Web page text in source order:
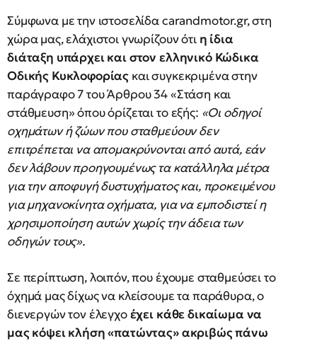
Σύμφωνα με την ιστοσελίδα carandmotor.gr, στη
χώρα μας, ελάχιστοι γνωρίζουν ότι η ίδια
διάταξη υπάρχει και στον ελληνικό Κώδικα
Οδικής Κυκλοφορίας και συγκεκριμένα στην
παράγραφο 7 του Άρθρου 34 «Στάση και
στάθμευση» όπου όρίζεται το εξής: «Οι οδηγοί
οχημάτων ή ζώων που σταθμεύουν δεν
επιτρέπεται να απομακρύνονται από αυτά, εάν
δεν λάβουν προηγουμένως τα κατάλληλα μέτρα
για την αποφυγή δυστυχήματος και, προκειμένου
για μηχανοκίνητα οχήματα, για να εμποδιστεί η
χρησιμοποίηση αυτών χωρίς την άδεια των
οδηγών τους».
Σε περίπτωση, λοιπόν, που έχουμε σταθμεύσει το
όχημά μας δίχως να κλείσουμε τα παράθυρα, ο
διενεργών τον έλεγχοέχει κάθε δικαίωμα να
μας κόψει κλήση «πατώντας» ακριβώς πάνω